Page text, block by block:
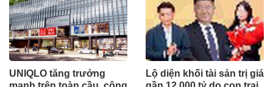
UNIQLO tăng trưởng
Lộ diện khối tài sản trị giá